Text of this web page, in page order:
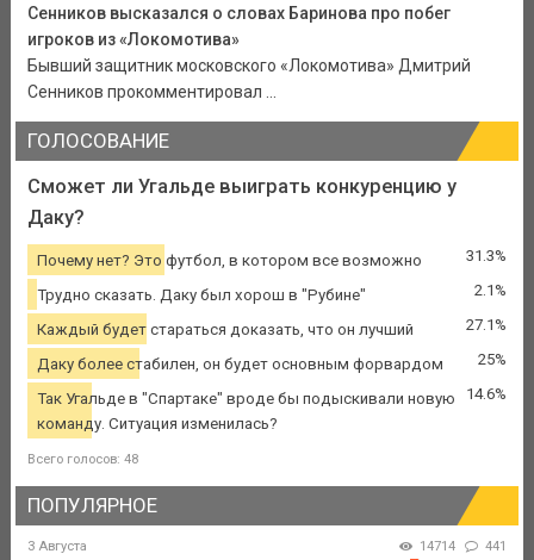
Сенников высказался о словах Баринова про побег
игроков из «Локомотива»
Бывший защитник московского «Локомотива» Дмитрий
Сенников прокомментировал ...
ГОЛОСОВАНИЕ
Сможет ли Угальде выиграть конкуренцию у
Даку?
Почему нет? Это футбол, в котором все возможно 31.3%
Трудно сказать. Даку был хорош в "Рубине" 2.1%
Каждый будет стараться доказать, что он лучший 27.1%
Даку более стабилен, он будет основным форвардом 25%
Так Угальде в "Спартаке" вроде бы подыскивали новую
команду. Ситуация изменилась?
14.6%
Всего голосов: 48
ПОПУЛЯРНОЕ
3 Августа 14714 441